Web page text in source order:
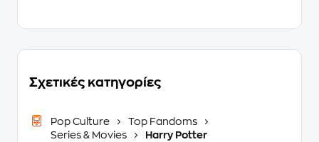
Σχετικές κατηγορίες
Pop Culture
Top Fandoms
Series & Movies
Harry Potter